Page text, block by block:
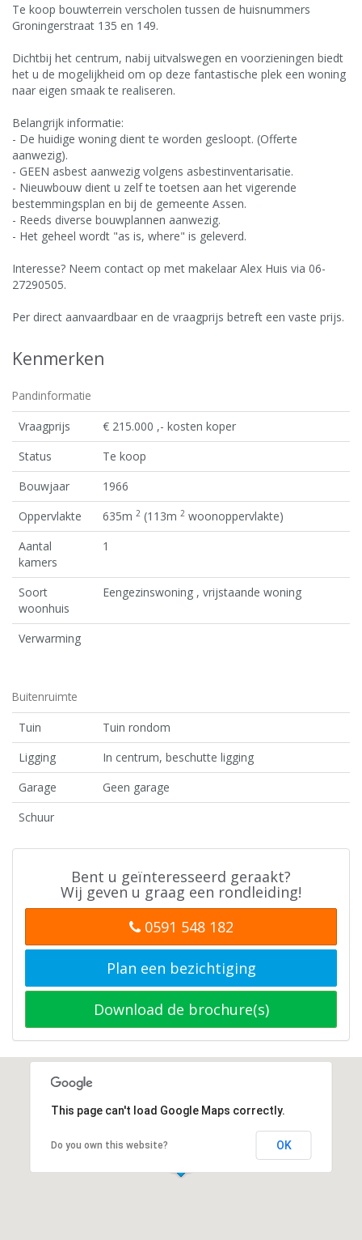
Te koop bouwterrein verscholen tussen de huisnummers
Groningerstraat 135 en 149.
Dichtbij het centrum, nabij uitvalswegen en voorzieningen biedt
het u de mogelijkheid om op deze fantastische plek een woning
naar eigen smaak te realiseren.
Belangrijk informatie:
- De huidige woning dient te worden gesloopt. (Offerte
aanwezig).
- GEEN asbest aanwezig volgens asbestinventarisatie.
- Nieuwbouw dient u zelf te toetsen aan het vigerende
bestemmingsplan en bij de gemeente Assen.
- Reeds diverse bouwplannen aanwezig.
- Het geheel wordt "as is, where" is geleverd.
Interesse? Neem contact op met makelaar Alex Huis via 06-
27290505.
Per direct aanvaardbaar en de vraagprijs betreft een vaste prijs.
Kenmerken
Pandinformatie
Vraagprijs
€ 215.000 ,- kosten koper
Status
Te koop
Bouwjaar
1966
Oppervlakte
635m 2 (113m 2 woonoppervlakte)
Aantal
kamers
1
Soort
woonhuis
Eengezinswoning , vrijstaande woning
Verwarming
Buitenruimte
Tuin
Tuin rondom
Ligging
In centrum, beschutte ligging
Garage
Geen garage
Schuur
Bent u geïnteresseerd geraakt?
Wij geven u graag een rondleiding!
0591 548 182
Plan een bezichtiging
Download de brochure(s)
This page can't load Google Maps correctly.
Do you own this website? OK